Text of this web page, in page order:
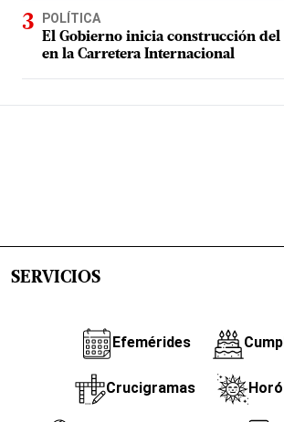
POLÍTICA
El Gobierno inicia construcción
en la Carretera Internacional
SERVICIOS
Efemérides
Crucigramas